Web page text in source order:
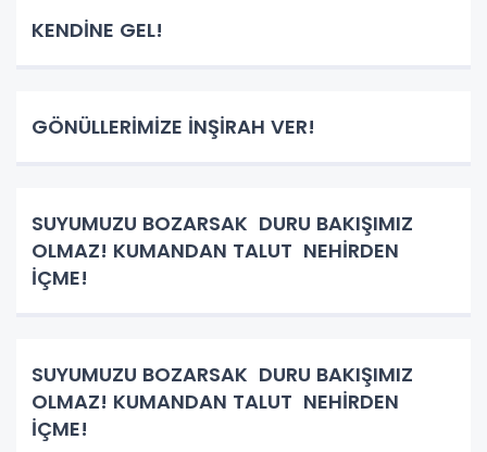
KENDİNE GEL!
GÖNÜLLERİMİZE İNŞİRAH VER!
SUYUMUZU BOZARSAK DURU BAKIŞIMIZ
OLMAZ! KUMANDAN TALUT NEHİRDEN
İÇME!
SUYUMUZU BOZARSAK DURU BAKIŞIMIZ
OLMAZ! KUMANDAN TALUT NEHİRDEN
İÇME!